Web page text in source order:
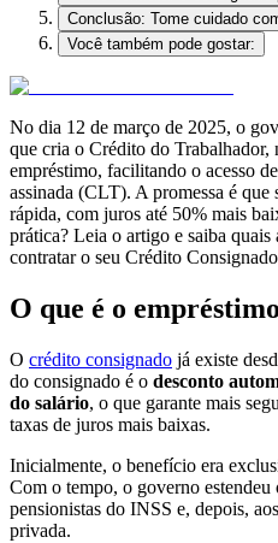
Conclusão: Tome cuidado
Você também pode gostar:
No dia 12 de março de 2025, o
que cria o Crédito do Trabalhador,
empréstimo, facilitando o acesso
assinada (CLT). A promessa é que
rápida, com juros até 50% mais
prática? Leia o artigo e saiba quais
contratar o seu Crédito
O que é o
O crédito consignado já existe
do consignado é o desconto
do salário, o que garante mais
taxas de juros mais baixas.
Inicialmente, o benefício era
Com o tempo, o governo estendeu
pensionistas do INSS e, depois,
privada.